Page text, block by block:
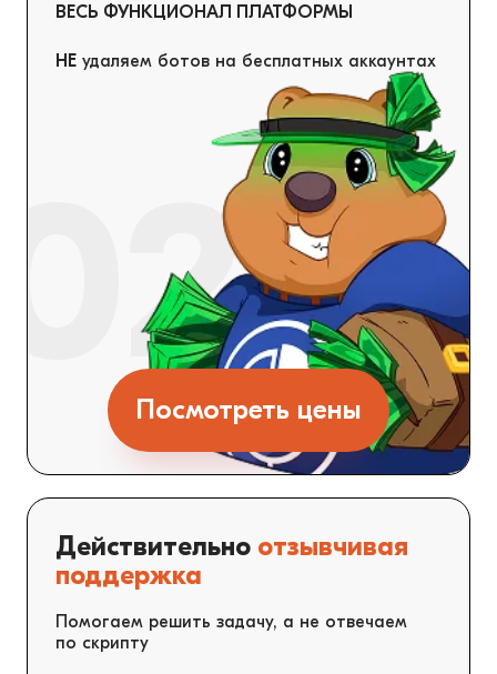
ВЕСЬ ФУНКЦИОНАЛ ПЛАТФОРМЫ
НЕ удаляем ботов на бесплатных аккаунтах
Посмотреть цены
Действительно отзывчивая
поддержка
Помогаем решить задачу, а не отвечаем
по скрипту